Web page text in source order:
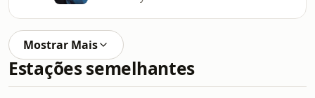
Mostrar Mais
Estações semelhantes